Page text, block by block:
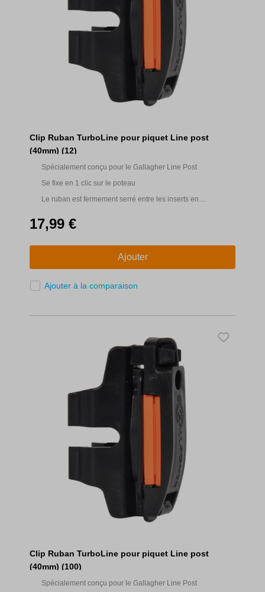
Clip Ruban TurboLine pour piquet Line post
(40mm) (12)
Spécialement conçu pour le Gallagher Line Post
Se fixe en 1 clic sur le poteau
Le ruban est fermement serré entre les inserts en
17,99 €
Ajouter
Ajouter à la comparaison
Clip Ruban TurboLine pour piquet Line post
(40mm) (100)
Spécialement conçu pour le Gallagher Line Post